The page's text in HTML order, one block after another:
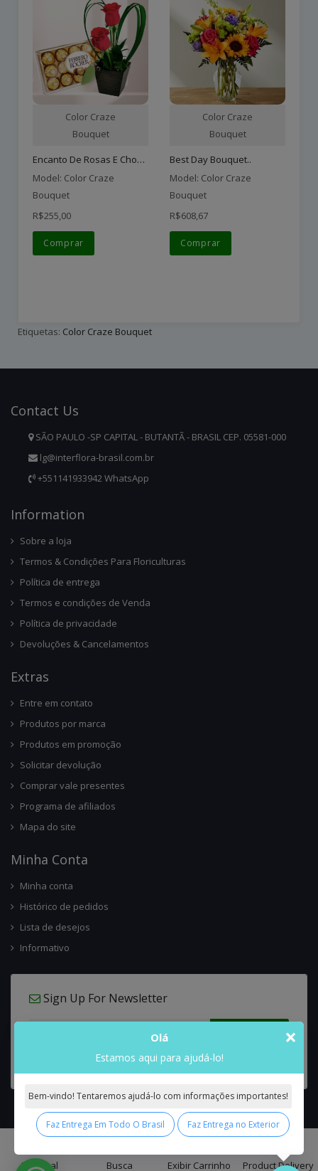
Principal Busca Exibir Carrinho Product Delivery
Color Craze
Bouquet
Encanto De Rosas E Chocol..
Model: Color Craze
Bouquet
R$255,00
Comprar
Color Craze
Bouquet
Best Day Bouquet..
Model: Color Craze
Bouquet
R$608,67
Comprar
Etiquetas: Color Craze Bouquet
Contact Us
SÃO PAULO -SP CAPITAL - BUTANTÃ - BRASIL CEP. 05581-000
lg@interflora-brasil.com.br
+551141933942 WhatsApp
InforMation
Sobre a loja
Termos & Condições Para Floriculturas
Política de entrega
Termos e condições de Venda
Política de privacidade
Devoluções & Cancelamentos
ExtRas
Entre em contato
Produtos por marca
Produtos em promoção
Solicitar devolução
Comprar vale presentes
Programa de afiliados
Mapa do site
Minha Conta
Minha conta
Histórico de pedidos
Lista de desejos
Informativo
Sign Up For Newsletter
Interflora Brasil Intercambio Floral Nacional e Internacional© 2026 All
×
Olá
Estamos aqui para ajudá-lo!
Bem-vindo! Tentaremos ajudá-lo com informações importantes!
Faz Entrega Em Todo O Brasil Faz Entrega no Exterior